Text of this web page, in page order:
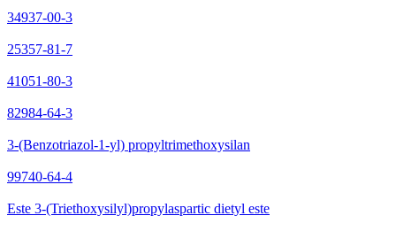
34937-00-3
25357-81-7
41051-80-3
82984-64-3
3-(Benzotriazol-1-yl) propyltrimethoxysilan
99740-64-4
Este 3-(Triethoxysilyl)propylaspartic dietyl este